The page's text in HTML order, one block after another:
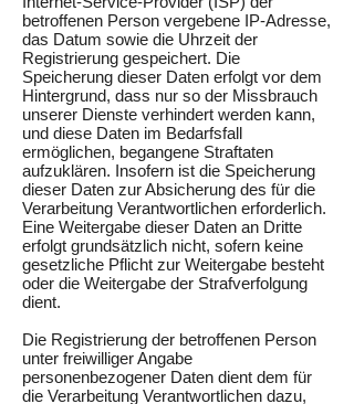
betroffenen Person vergebene IP-Adresse,
das Datum sowie die Uhrzeit der
Registrierung gespeichert. Die
Speicherung dieser Daten erfolgt vor dem
Hintergrund, dass nur so der Missbrauch
unserer Dienste verhindert werden kann,
und diese Daten im Bedarfsfall
ermöglichen, begangene Straftaten
aufzuklären. Insofern ist die Speicherung
dieser Daten zur Absicherung des für die
Verarbeitung Verantwortlichen erforderlich.
Eine Weitergabe dieser Daten an Dritte
erfolgt grundsätzlich nicht, sofern keine
gesetzliche Pflicht zur Weitergabe besteht
oder die Weitergabe der Strafverfolgung
dient.
Die Registrierung der betroffenen Person
unter freiwilliger Angabe
personenbezogener Daten dient dem für
die Verarbeitung Verantwortlichen dazu,